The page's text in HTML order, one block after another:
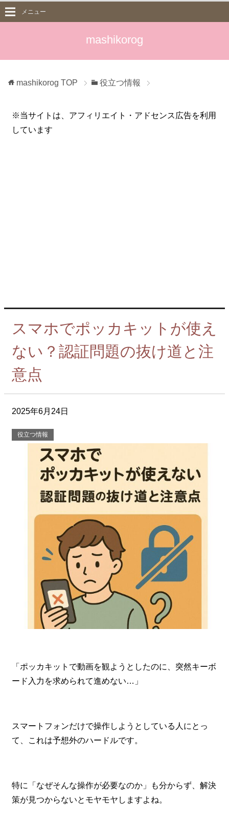
mashikorog
メニュー
mashikorog TOP 役立つ情報
※当サイトは、アフィリエイト・アドセンス広告を利用
しています
スマホでポッカキットが使え
ない？認証問題の抜け道と注
意点
2025年6月24日
役立つ情報
「ポッカキットで動画を観ようとしたのに、突然キーボ
ード入力を求められて進めない…」
スマートフォンだけで操作しようとしている人にとっ
て、これは予想外のハードルです。
特に「なぜそんな操作が必要なのか」も分からず、解決
策が見つからないとモヤモヤしますよね。